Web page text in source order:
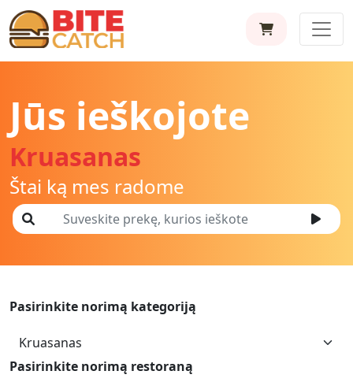
Jūs ieškojote
Kruasanas
Štai ką mes radome
Pasirinkite norimą kategoriją
Pasirinkite norimą restoraną